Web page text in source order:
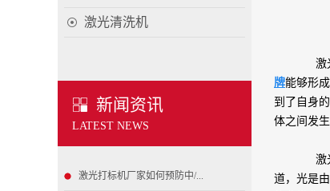
激光清洗机
新闻资讯
LATEST NEWS
激光打标机厂家如何预防中/...
激光
牌能够形
到了自身
体之间发
激光
道，光是